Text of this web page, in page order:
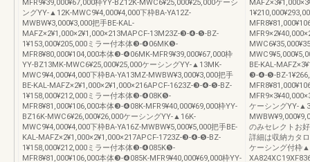
MFR9¥39,000¥67,000枠YY-BZ12K-MWC6¥25,000¥25,000ケーシ
ングYY-▲12K-MWC9¥4,000¥4,000下枠BA-YA12Z-
MWBW¥3,000¥3,000把手BE-KAL-
MAFZ×2¥1,000×2¥1,000×213MAPCF-13M23Z-❸-❹-❺-BZ-
1¥153,000¥205,000ミラー付本体❸-❹06MK❺-
MFR8¥80,000¥104,000本体❸-❹06MK-MFR9¥39,000¥67,000枠
YY-BZ13MK-MWC6¥25,000¥25,000ケーシングYY-▲13MK-
MWC9¥4,000¥4,000下枠BA-YA13MZ-MWBW¥3,000¥3,000把手
BE-KAL-MAFZ×2¥1,000×2¥1,000×216APCF-1623Z-❸-❹-❺-BZ-
1¥158,000¥212,000ミラー付本体❸-❹08K❺-
MFR8¥81,000¥106,000本体❸-❹08K-MFR9¥40,000¥69,000枠YY-
BZ16K-MWC6¥26,000¥26,000ケーシングYY-▲16K-
MWC9¥4,000¥4,000下枠BA-YA16Z-MWBW¥5,000¥5,000把手BE-
KAL-MAFZ×2¥1,000×2¥1,000×217APCF-1723Z-❸-❹-❺-BZ-
1¥158,000¥212,000ミラー付本体❸-❹085K❺-
MFR8¥81,000¥106,000本体❸-❹085K-MFR9¥40,000¥69,000枠YY-
BE-KAL-
❸-❹-❺-BZ-
ケーシングYY-
のみセレクトお
詳細は収納カタ
ケーシング付枠